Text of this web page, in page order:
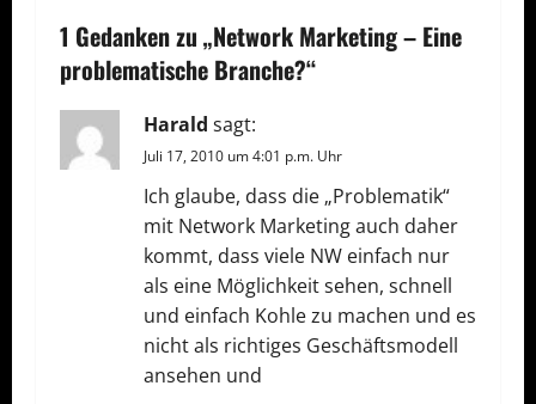
r
a
g
s
1 Gedanken zu „Network Marketing – Eine
problematische Branche?“
Harald sagt:
Juli 17, 2010 um 4:01 p.m. Uhr
Ich glaube, dass die „Problematik“
mit Network Marketing auch daher
kommt, dass viele NW einfach nur
als eine Möglichkeit sehen, schnell
und einfach Kohle zu machen und es
nicht als richtiges Geschäftsmodell
ansehen und